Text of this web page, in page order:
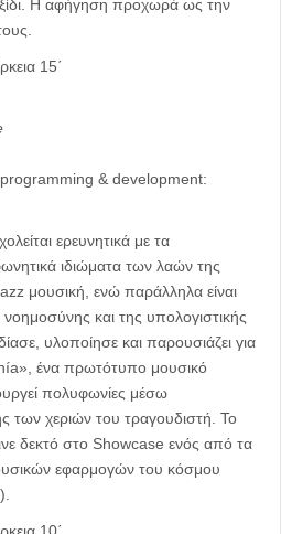
Η αφήγηση προχωρά ως την
15΄
& development:
ερευνητικά με τα
ιδιώματα των λαών της
μουσική, ενώ παράλληλα είναι
νοημοσύνης και της υπολογιστικής
υλοποίησε και παρουσιάζει για
ένα πρωτότυπο μουσικό
πολυφωνίες μέσω
των χεριών του τραγουδιστή. Το
δεκτό στο Showcase ενός από τα
εφαρμογών του κόσμου